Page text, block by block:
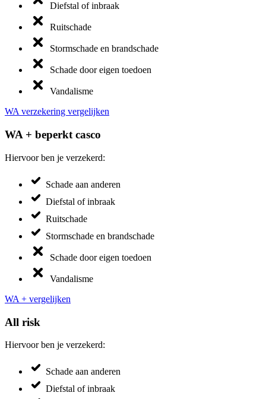
Diefstal of inbraak
Ruitschade
Stormschade en brandschade
Schade door eigen toedoen
Vandalisme
WA verzekering vergelijken
WA + beperkt casco
Hiervoor ben je verzekerd:
Schade aan anderen
Diefstal of inbraak
Ruitschade
Stormschade en brandschade
Schade door eigen toedoen
Vandalisme
WA + vergelijken
All risk
Hiervoor ben je verzekerd:
Schade aan anderen
Diefstal of inbraak